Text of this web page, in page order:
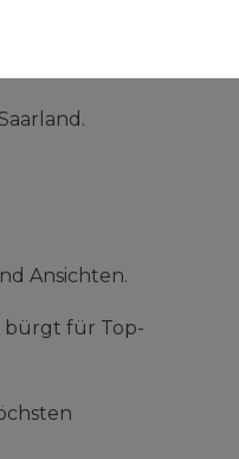
Ansichten.
bürgt für Top-